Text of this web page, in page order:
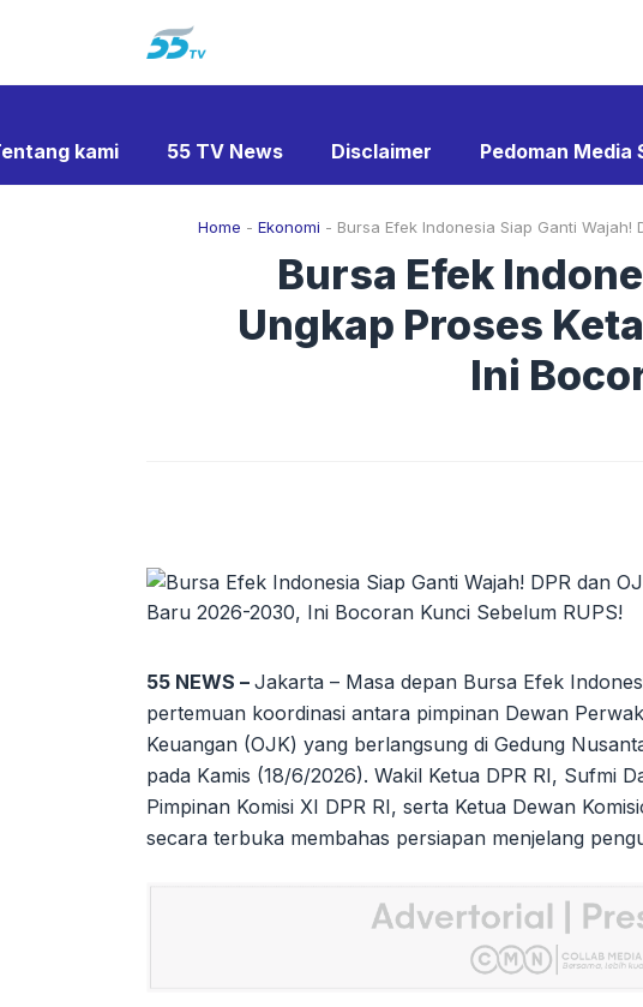
kami 55 TV News Disclaimer Pedoman Media
Home - Ekonomi - Bursa Efek Indonesia Siap Ganti Wajah!
Bursa Efek
Ungkap Proses
Ini
55 NEWS – Jakarta – Masa depan Bursa Efek
pertemuan koordinasi antara pimpinan Dewan
Keuangan (OJK) yang berlangsung di Gedung
pada Kamis (18/6/2026). Wakil Ketua DPR RI, Sufmi
Pimpinan Komisi XI DPR RI, serta Ketua Dewan
secara terbuka membahas persiapan menjelang